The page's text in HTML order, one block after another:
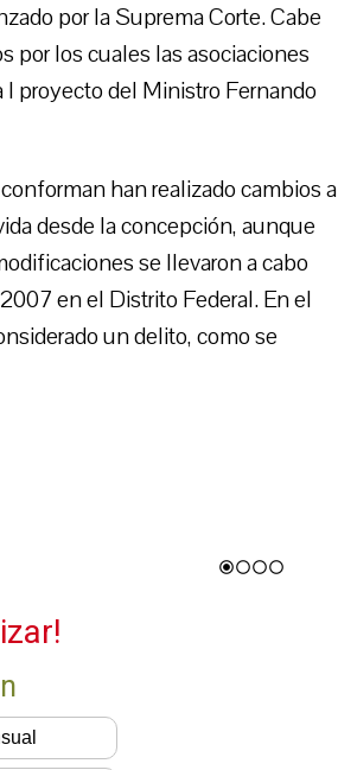
por la Suprema Corte. Cabe
por los cuales las asociaciones
l proyecto del Ministro Fernando
han realizado cambios a
desde la concepción, aunque
se llevaron a cabo
en el Distrito Federal. En el
un delito, como se